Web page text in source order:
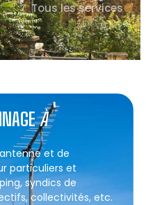
Tous les services
À
et de
particuliers et
syndics de
collectivités, etc.